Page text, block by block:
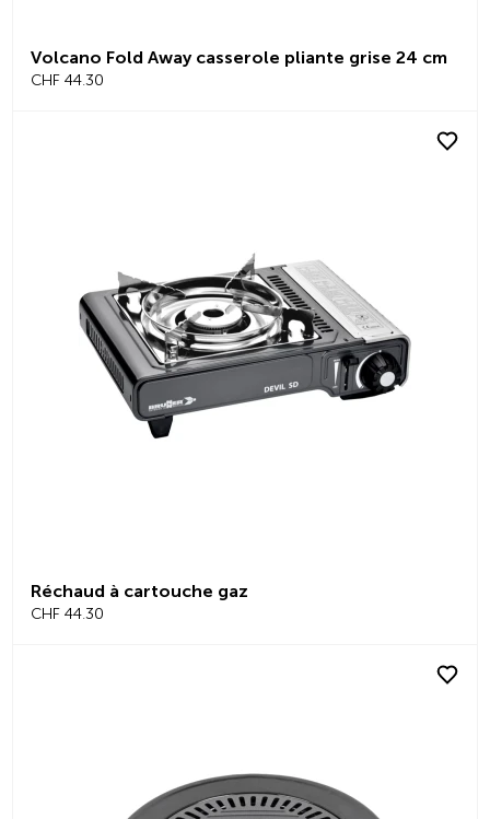
Volcano Fold Away casserole pliante grise 24 cm
CHF 44.30
Réchaud à cartouche gaz
CHF 44.30